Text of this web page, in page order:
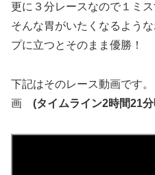
更に３分レースなので１ミス
そんな胃がいたくなるよう
プに立つとそのまま優勝！
下記はそのレース動画です
画 (タイムライン2時間21分